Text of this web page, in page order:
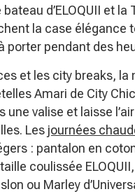
d’ELOQUII et la
la case élégance
porter pendant des
et les city breaks, la
Amari de City
une valise et laisse
Les journées
: pantalon en
coulissée
ou Marley